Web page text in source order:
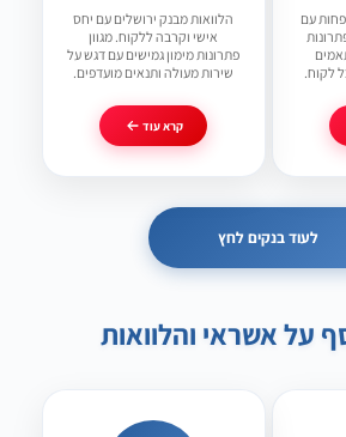
עם
לקוח.
הלוואות מבנק ירושלים עם יחס
אישי וקרבה ללקוח. מגוון
פתרונות מימון גמישים עם דגש על
שירות מעולה ותנאים מועדפים.
קרא עוד
לעוד בנקים לחץ
על אשראי והלוואות